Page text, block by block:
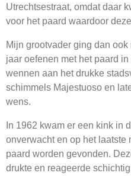
Utrechtsestraat, omdat daar
voor het paard waardoor
Mijn grootvader ging dan
jaar oefenen met het paard
wennen aan het drukke
schimmels Majestuoso en
wens.
In 1962 kwam er een kink in
onverwacht en op het laatste
paard worden gevonden.
drukte en reageerde